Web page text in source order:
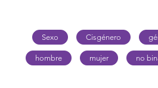
Sexo Cisgénero
hombre mujer no